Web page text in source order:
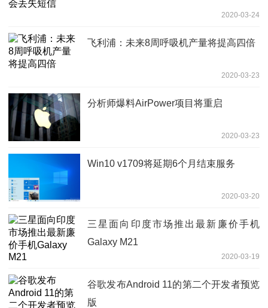
2020-03-24
飞利浦：未来8周呼吸机产量将提高四倍
2020-03-23
分析师爆料AirPower项目将重启
2020-03-23
Win10 v1709将延期6个月结束服务
2020-03-20
三星面向印度市场推出最新廉价手机
Galaxy M21
2020-03-19
谷歌发布Android 11的第二个开发者预览
版